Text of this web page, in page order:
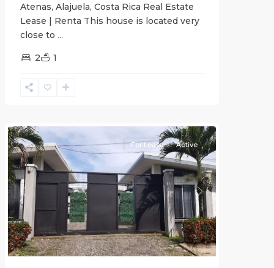
Atenas, Alajuela, Costa Rica Real Estate
Lease | Renta This house is located very
close to ...
2 1
Previous Next
For Lease Active